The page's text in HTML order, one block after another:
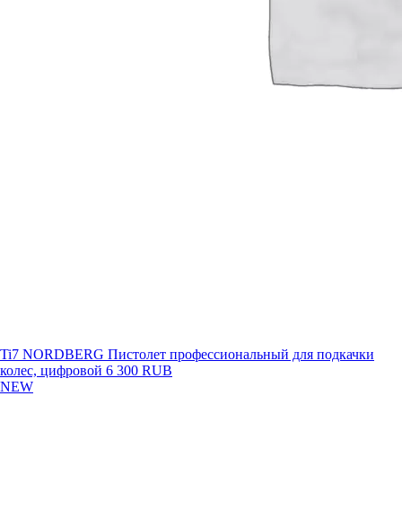
Ti7 NORDBERG Пистолет профессиональный для подкачки
колес, цифровой 6 300 RUB
NEW